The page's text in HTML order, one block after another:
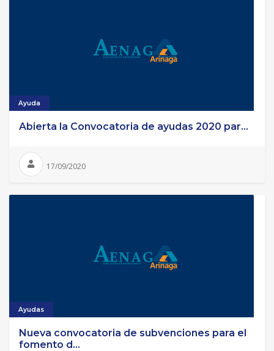
Ayuda
Abierta la Convocatoria de ayudas 2020 par...
17/09/2020
Ayudas
Nueva convocatoria de subvenciones para el
fomento d...